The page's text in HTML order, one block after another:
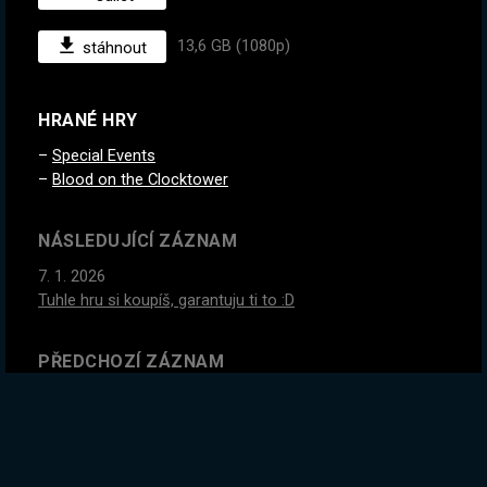
stáhnout 13,6 GB (1080p)
HRANÉ HRY
Special Events
Blood on the Clocktower
NÁSLEDUJÍCÍ ZÁZNAM
7. 1. 2026
Tuhle hru si koupíš, garantuju ti to :D
PŘEDCHOZÍ ZÁZNAM